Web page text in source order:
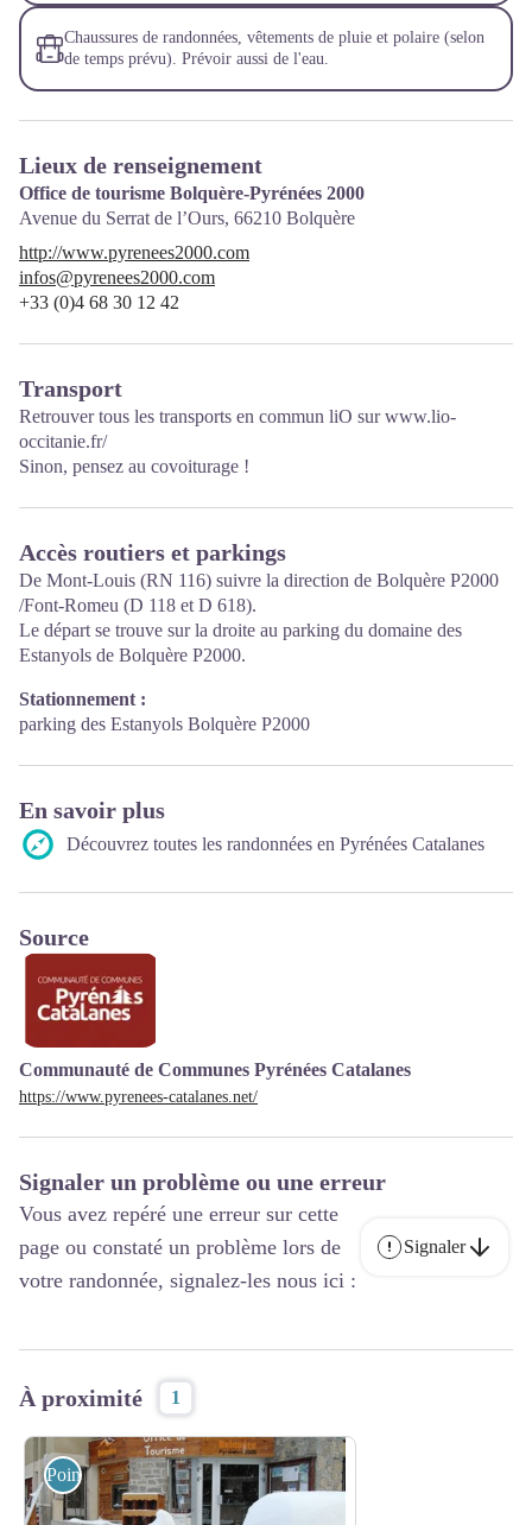
Chaussures de randonnées, vêtements de pluie et polaire (selon
de temps prévu). Prévoir aussi de l'eau.
Lieux de renseignement
Office de tourisme Bolquère-Pyrénées 2000
Avenue du Serrat de l’Ours, 66210 Bolquère
http://www.pyrenees2000.com
infos@pyrenees2000.com
+33 (0)4 68 30 12 42
Transport
Retrouver tous les transports en commun liO surwww.lio-
occitanie.fr/
Sinon, pensez au covoiturage !
Accès routiers et parkings
De Mont-Louis (RN 116) suivre la direction de Bolquère P2000
/Font-Romeu (D 118 et D 618).
Le départ se trouve sur la droite au parking du domaine des
Estanyols de Bolquère P2000.
Stationnement :
parking des Estanyols Bolquère P2000
En savoir plus
Découvrez toutes les randonnées en Pyrénées Catalanes
Source
Communauté de Communes Pyrénées Catalanes
https://www.pyrenees-catalanes.net/
Signaler un problème ou une erreur
Vous avez repéré une erreur sur cette
page ou constaté un problème lors de
votre randonnée, signalez-les nous ici :
Signaler
À proximité 1
Point d'information